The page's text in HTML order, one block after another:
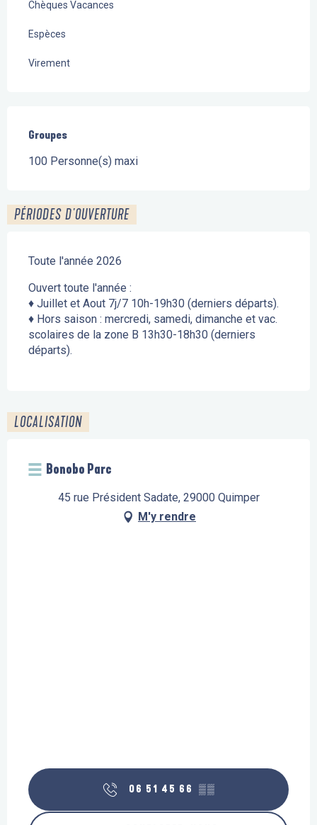
Chèques Vacances
Espèces
Virement
Groupes
Groupes
100 Personne(s) maxi
PÉRIODES D'OUVERTURE
Toute l'année 2026
Ouvert toute l'année :
♦ Juillet et Aout 7j/7 10h-19h30 (derniers départs).
♦ Hors saison : mercredi, samedi, dimanche et vac.
scolaires de la zone B 13h30-18h30 (derniers
départs).
LOCALISATION
Bonobo Parc
45 rue Président Sadate, 29000 Quimper
M'y rendre
06 51 45 66 ▒▒